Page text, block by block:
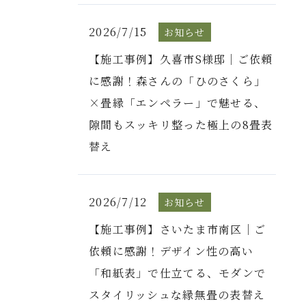
2026/7/15 お知らせ
【施工事例】久喜市S様邸｜ご依頼
に感謝！森さんの「ひのさくら」
×畳縁「エンペラー」で魅せる、
隙間もスッキリ整った極上の8畳表
替え
2026/7/12 お知らせ
【施工事例】さいたま市南区｜ご
依頼に感謝！デザイン性の高い
「和紙表」で仕立てる、モダンで
スタイリッシュな縁無畳の表替え